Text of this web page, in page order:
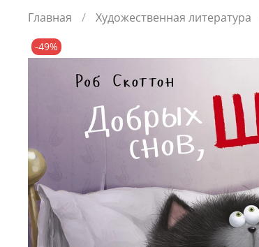
Главная Художественная литература
-49%